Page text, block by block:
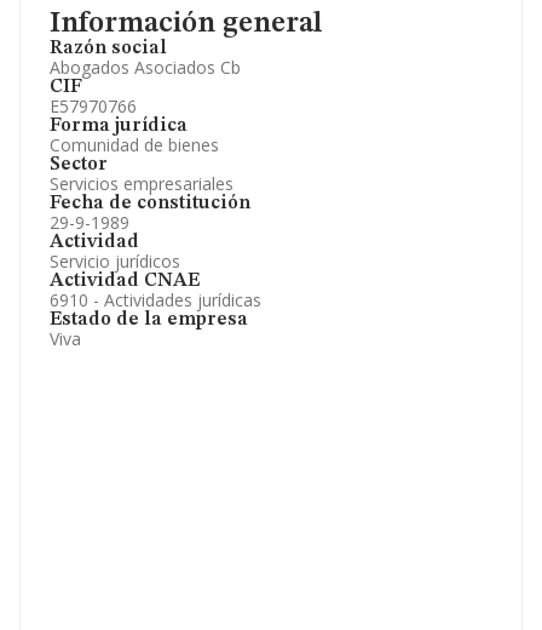
Información general
Razón social
Abogados Asociados Cb
CIF
E57970766
Forma jurídica
Comunidad de bienes
Sector
Servicios empresariales
Fecha de constitución
29-9-1989
Actividad
Servicio jurídicos
Actividad CNAE
6910 - Actividades jurídicas
Estado de la empresa
Viva
Información oficial y registral complementaria.